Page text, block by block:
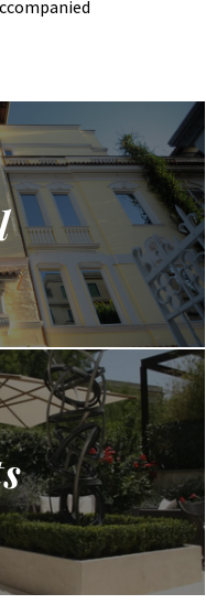
su quanto
a), b) e h); c) di
se non ancora
forma intelligibile
nonchè della
il trattamento; la
l'esistenza di
minore di
la
o il blocco dei dati
quelli di cui
in relazione agli
raccolti o
la
interesse,
che le
sono state portate
riguarda il loro
sono stati
caso in cui tale
o comporti un
sproporzionato
in tutto o in